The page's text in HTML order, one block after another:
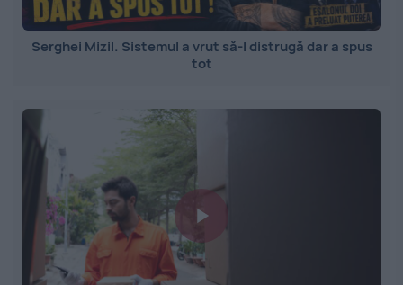
Serghei Mizil. Sistemul a vrut să-l distrugă dar a spus
tot